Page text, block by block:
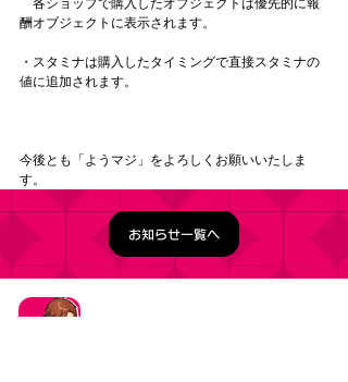
各ショップで購入したオブジェクトは優先的に報
酬オブジェクトに表示されます。
・スタミナは購入したタイミングで直接スタミナの
値に追加されます。
今後とも「ようマジ」をよろしくお願いいたしま
す。
お知らせ一覧へ